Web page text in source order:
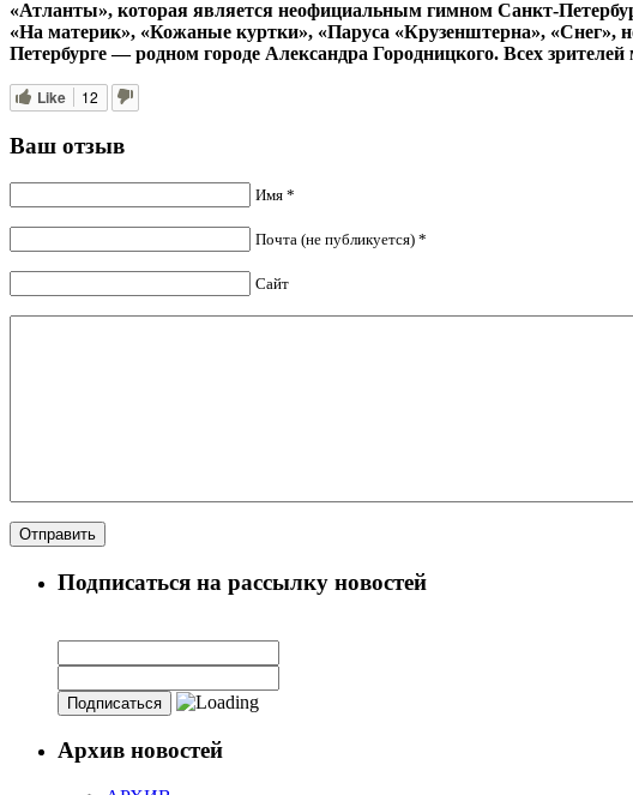
«Атланты», которая является неофициальным гимном Санкт-
«На материк», «Кожаные куртки», «Паруса «Крузенштерна», «Снег»,
Петербурге — родном городе Александра Городницкого. Всех
Like 12
Ваш отзыв
Имя *
Почта (не публикуется) *
Сайт
Подписаться на рассылку новостей
Архив новостей